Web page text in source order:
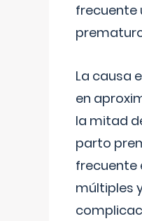
frecuente
La causa
en
la mitad
parto
frecuente
múltiples